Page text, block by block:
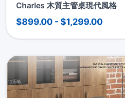
Charles 木質主管桌現代風格
$899.00 - $1,299.00